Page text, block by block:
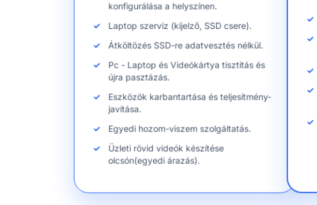
konfigurálása a helyszínen.
Laptop szerviz (kijelző, SSD csere).
Átköltözés SSD-re adatvesztés nélkül.
Pc - Laptop és Videókártya tisztítás és
újra pasztázás.
Eszközök karbantartása és teljesítmény-
javítása.
Egyedi hozom-viszem szolgáltatás.
Üzleti rövid videók készítése
olcsón(egyedi árazás).